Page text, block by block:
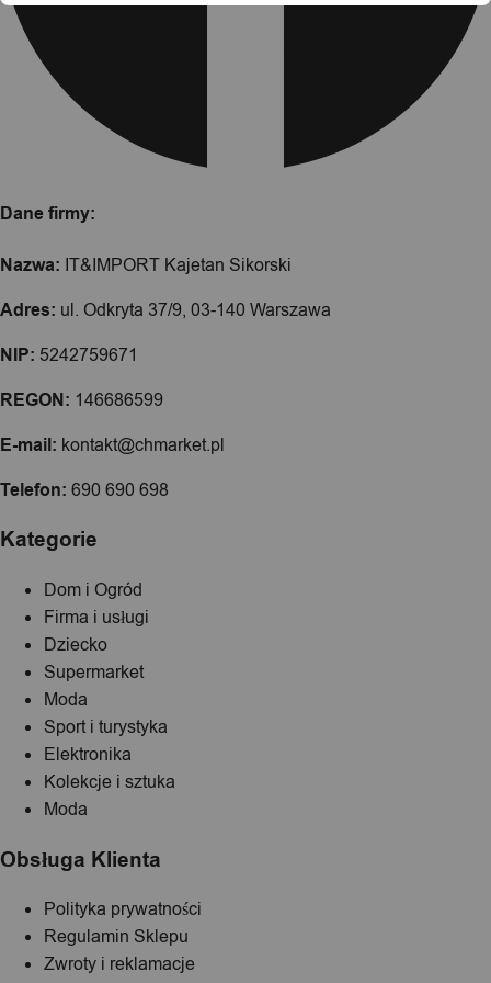
Dane firmy:
Nazwa: IT&IMPORT Kajetan Sikorski
Adres: ul. Odkryta 37/9, 03-140 Warszawa
NIP: 5242759671
REGON: 146686599
E-mail: kontakt@chmarket.pl
Telefon: 690 690 698
Kategorie
Dom i Ogród
Firma i usługi
Dziecko
Supermarket
Moda
Sport i turystyka
Elektronika
Kolekcje i sztuka
Moda
Obsługa Klienta
Polityka prywatności
Regulamin Sklepu
Zwroty i reklamacje